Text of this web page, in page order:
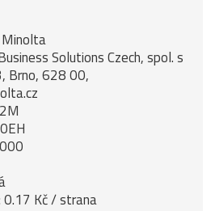
Minolta
Solutions Czech, spol. s
Brno, 628 00,
0.17 Kč / strana